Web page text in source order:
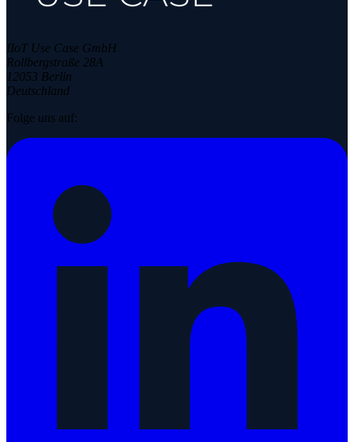
IIoT Use Case GmbH
Rollbergstraße 28A
12053 Berlin
Deutschland
Folge uns auf: